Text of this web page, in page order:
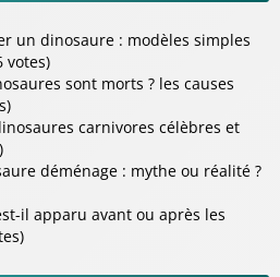
un dinosaure : modèles simples
votes)
sont morts ? les causes
carnivores célèbres et
déménage : mythe ou réalité ?
il apparu avant ou après les